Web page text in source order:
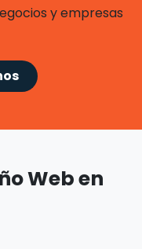
y empresas
Web en